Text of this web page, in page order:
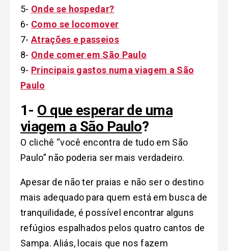
5- Onde se hospedar?
6- Como se locomover
7- Atrações e passeios
8- Onde comer em São Paulo
9- Principais gastos numa viagem a São
Paulo
1- O que esperar de uma
viagem a São Paulo?
O clichê “você encontra de tudo em São
Paulo” não poderia ser mais verdadeiro.
Apesar de não ter praias e não ser o destino
mais adequado para quem está em busca de
tranquilidade, é possível encontrar alguns
refúgios espalhados pelos quatro cantos de
Sampa. Aliás, locais que nos fazem